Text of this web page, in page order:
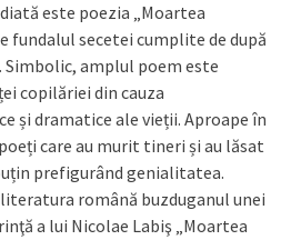
este poezia „Moartea
fundalul secetei cumplite de după
amplul poem este
copilăriei din cauza
și dramatice ale vieții. Aproape în
care au murit tineri și au lăsat
prefigurând genialitatea.
română buzduganul unei
a lui Nicolae Labiş „Moartea